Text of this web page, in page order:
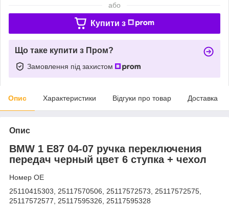
або
Купити з
Що таке купити з Пром?
Замовлення під захистом
Опис Характеристики Відгуки про товар Доставка
Опис
BMW 1 E87 04-07 ручка переключения
передач черный цвет 6 ступка + чехол
Номер OE
25110415303, 25117570506, 25117572573, 25117572575,
25117572577, 25117595326, 25117595328